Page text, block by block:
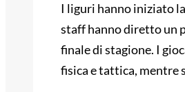
I liguri hanno iniziato
staff hanno diretto un
finale di stagione. I
fisica e tattica, mentre